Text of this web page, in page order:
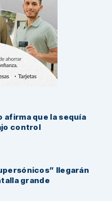
afirma que la sequía
control
llegarán
grande